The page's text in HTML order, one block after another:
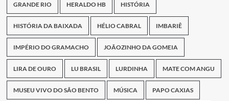
GRANDE RIO HERALDO HB HISTÓRIA
HISTÓRIA DA BAIXADA HÉLIO CABRAL IMBARIÊ
IMPÉRIO DO GRAMACHO JOÃOZINHO DA GOMEIA
LIRA DE OURO LU BRASIL LURDINHA MATE COM ANGU
MUSEU VIVO DO SÃO BENTO MÚSICA PAPO CAXIAS